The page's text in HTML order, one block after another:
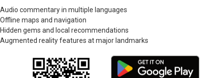
Audio commentary in multiple languages
Offline maps and navigation
Hidden gems and local recommendations
Augmented reality features at major landmarks